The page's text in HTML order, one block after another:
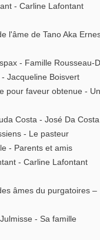
- Carline Lafontant
l'âme de Tano Aka
- Famille
- Jacqueline Boisvert
pour faveur obtenue -
Costa - José Da
- Le pasteur
- Parents et amis
- Carline Lafontant
âmes du
- Sa famille